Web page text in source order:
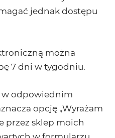
jednak dostępu
można
7 dni w tygodniu.
w odpowiednim
opcję „Wyrażam
przez sklep moich